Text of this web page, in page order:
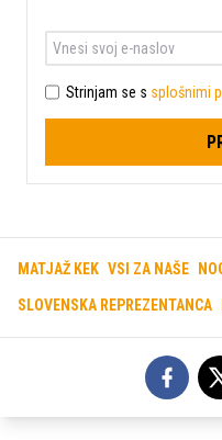
Strinjam se s splošnimi
MATJAŽ KEK VSI ZA NAŠE
SLOVENSKA REPREZENTANCA